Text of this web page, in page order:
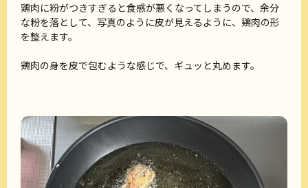
鶏肉に粉がつきすぎると食感が悪くなってしまうので、余分
な粉を落として、写真のように皮が見えるように、鶏肉の形
を整えます。
鶏肉の身を皮で包むような感じで、ギュッと丸めます。